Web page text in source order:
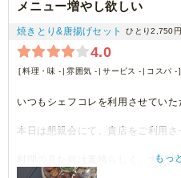
メニュー増やし欲しい
焼きとり&唐揚げセット ひとり2,750円
4.0
料理・味 - 雰囲気 - サービス - コスパ -
いつもシェフコレを利用させていた
本日は懇親会にて、貴店をご利用さ
料理の見た目は素晴らしく、大変満
もっ